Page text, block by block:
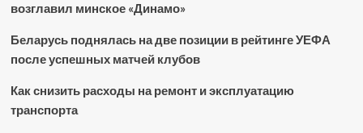
возглавил минское «Динамо»
Беларусь поднялась на две позиции в рейтинге УЕФА
после успешных матчей клубов
Как снизить расходы на ремонт и эксплуатацию
транспорта